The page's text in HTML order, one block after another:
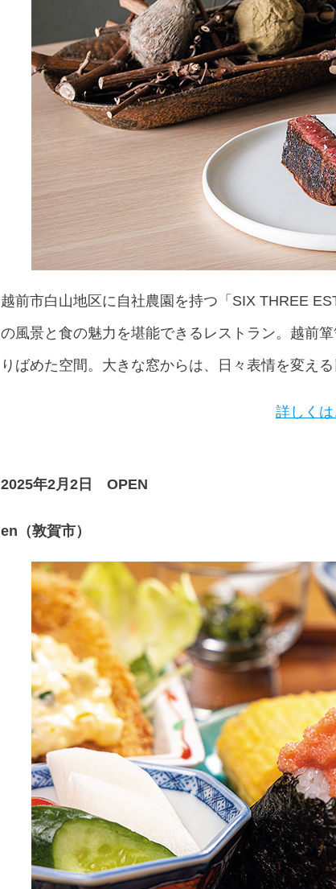
越前市白山地区に自社農園を持つ「SIX THREE
の風景と食の魅力を堪能できるレストラン。越前
りばめた空間。大きな窓からは、日々表情を変え
詳しく
2025年2月2日 OPEN
en （敦賀市）